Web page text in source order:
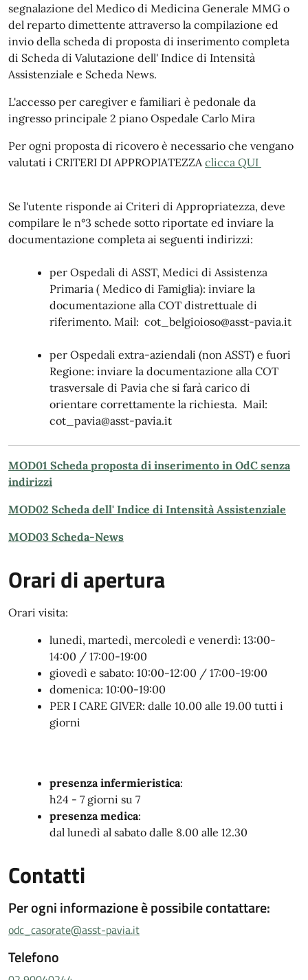
segnalazione del Medico di Medicina Generale MMG o
del reparto dimettente attraverso la compilazione ed
invio della scheda di proposta di inserimento completa
di Scheda di Valutazione dell' Indice di Intensità
Assistenziale e Scheda News.
L'accesso per caregiver e familiari è pedonale da
ingresso principale 2 piano Ospedale Carlo Mira
Per ogni proposta di ricovero è necessario che vengano
valutati i CRITERI DI APPROPIATEZZA clicca QUI
Se l'utente risponde ai Criteri di Appropriatezza, deve
compilare le n°3 schede sotto riportate ed inviare la
documentazione completa ai seguenti indirizzi:
per Ospedali di ASST, Medici di Assistenza
Primaria ( Medico di Famiglia): inviare la
documentazione alla COT distrettuale di
riferimento. Mail: cot_belgioioso@asst-pavia.it
per Ospedali extra-aziendali (non ASST) e fuori
Regione: inviare la documentazione alla COT
trasversale di Pavia che si farà carico di
orientare correttamente la richiesta. Mail:
cot_pavia@asst-pavia.it
MOD01 Scheda proposta di inserimento in OdC senza
indirizzi
MOD02 Scheda dell' Indice di Intensità Assistenziale
MOD03 Scheda-News
Orari di apertura
Orari visita:
lunedì, martedì, mercoledì e venerdì: 13:00-
14:00 / 17:00-19:00
giovedì e sabato: 10:00-12:00 / 17:00-19:00
domenica: 10:00-19:00
PER I CARE GIVER: dalle 10.00 alle 19.00 tutti i
giorni
presenza infermieristica:
h24 - 7 giorni su 7
presenza medica:
dal lunedì al sabato dalle 8.00 alle 12.30
Contatti
Per ogni informazione è possibile contattare:
odc_casorate@asst-pavia.it
Telefono